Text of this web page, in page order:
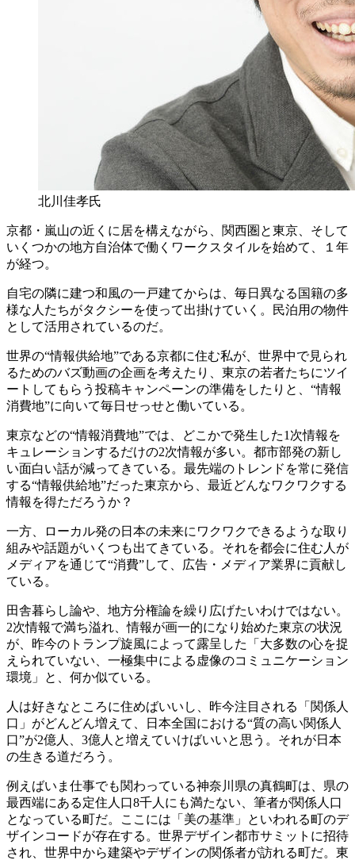
北川佳孝氏
京都・嵐山の近くに居を構えながら、関西圏と東京、そして
いくつかの地方自治体で働くワークスタイルを始めて、１年
が経つ。
自宅の隣に建つ和風の一戸建てからは、毎日異なる国籍の多
様な人たちがタクシーを使って出掛けていく。民泊用の物件
として活用されているのだ。
世界の“情報供給地”である京都に住む私が、世界中で見られ
るためのバズ動画の企画を考えたり、東京の若者たちにツイ
ートしてもらう投稿キャンペーンの準備をしたりと、“情報
消費地”に向いて毎日せっせと働いている。
東京などの“情報消費地”では、どこかで発生した1次情報を
キュレーションするだけの2次情報が多い。都市部発の新し
い面白い話が減ってきている。最先端のトレンドを常に発信
する“情報供給地”だった東京から、最近どんなワクワクする
情報を得ただろうか？
一方、ローカル発の日本の未来にワクワクできるような取り
組みや話題がいくつも出てきている。それを都会に住む人が
メディアを通じて“消費”して、広告・メディア業界に貢献し
ている。
田舎暮らし論や、地方分権論を繰り広げたいわけではない。
2次情報で満ち溢れ、情報が画一的になり始めた東京の状況
が、昨今のトランプ旋風によって露呈した「大多数の心を捉
えられていない、一極集中による虚像のコミュニケーション
環境」と、何か似ている。
人は好きなところに住めばいいし、昨今注目される「関係人
口」がどんどん増えて、日本全国における“質の高い関係人
口”が2億人、3億人と増えていけばいいと思う。それが日本
の生きる道だろう。
例えばいま仕事でも関わっている神奈川県の真鶴町は、県の
最西端にある定住人口8千人にも満たない、筆者が関係人口
となっている町だ。ここには「美の基準」といわれる町のデ
ザインコードが存在する。世界デザイン都市サミットに招待
され、世界中から建築やデザインの関係者が訪れる町だ。東